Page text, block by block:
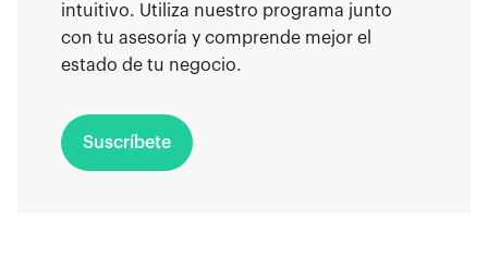
intuitivo. Utiliza nuestro programa junto
con tu asesoría y comprende mejor el
estado de tu negocio.
Suscríbete